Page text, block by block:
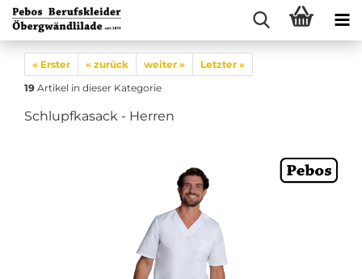
« Erster « zurück weiter »
Letzter »
19 Artikel in dieser Kategorie
Schlupfkasack - Herren